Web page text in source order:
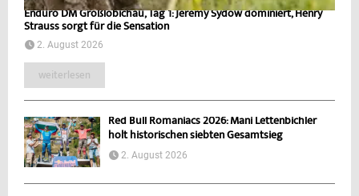
Enduro DM Großlöbichau, Tag 1: Jeremy Sydow dominiert, Henry
Strauss sorgt für die Sensation
2. August 2026
weiterlesen
Red Bull Romaniacs 2026: Mani Lettenbichler
holt historischen siebten Gesamtsieg
2. August 2026